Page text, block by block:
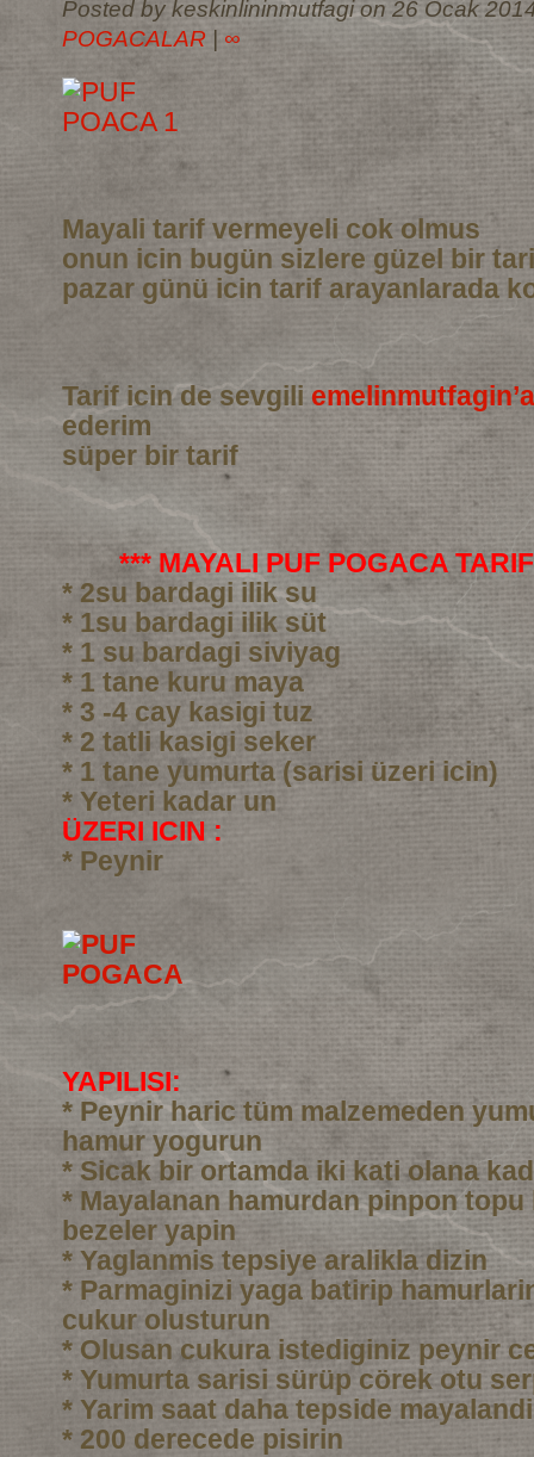
Posted by keskinlininmutfagi on 26 Ocak
POGACALAR
∞
Mayali tarif vermeyeli cok olmus
onun icin bugün sizlere güzel bir
pazar günü icin tarif arayanlarada
Tarif icin de sevgiliemelinmutfagin’a
ederim
süper bir tarif
*** MAYALI PUF POGACA
* 2su bardagi ilik su
* 1su bardagi ilik süt
* 1 su bardagi siviyag
* 1 tane kuru maya
* 3 -4 cay kasigi tuz
* 2 tatli kasigi seker
* 1 tane yumurta (sarisi üzeri icin)
* Yeteri kadar un
ÜZERI ICIN :
* Peynir
YAPILISI:
* Peynir haric tüm malzemeden
hamur yogurun
* Sicak bir ortamda iki kati olana
* Mayalanan hamurdan pinpon
bezeler yapin
* Yaglanmis tepsiye aralikla dizin
* Parmaginizi yaga batirip
cukur olusturun
* Olusan cukura istediginiz peynir
* Yumurta sarisi sürüp cörek otu
* Yarim saat daha tepside
* 200 derecede pisirin